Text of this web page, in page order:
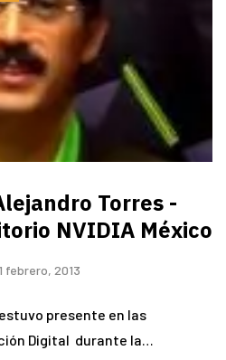
Torres -
NVIDIA México
febrero, 2013
presente en las
Digital durante la…